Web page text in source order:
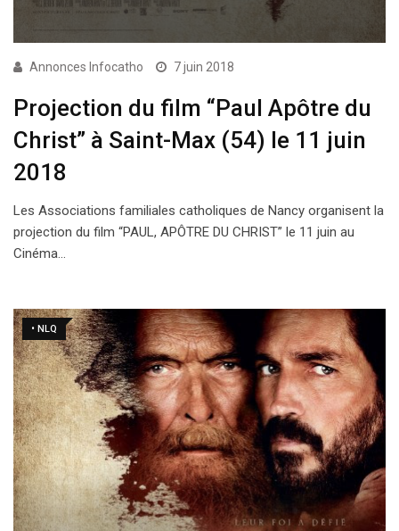
Annonces Infocatho 7 juin 2018
Projection du film “Paul Apôtre du
Christ” à Saint-Max (54) le 11 juin
2018
Les Associations familiales catholiques de Nancy organisent la
projection du film “PAUL, APÔTRE DU CHRIST” le 11 juin au
Cinéma…
• NLQ